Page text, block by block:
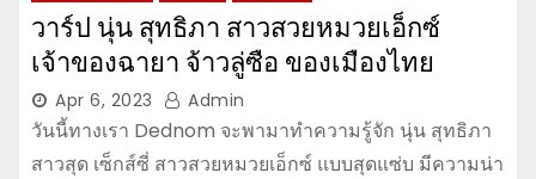
วาร์ป นุ่น สุทธิภา สาวสวยหมวยเอ็กซ์
เจ้าของฉายา จ้าวลู่ซือ ของเมืองไทย
Apr 6, 2023 Admin
วันนี้ทางเรา Dednom จะพามาทำความรู้จัก นุ่น สุทธิภา
สาวสุด เซ็กส์ซี่ สาวสวยหมวยเอ็กซ์ แบบสุดแซ่บ มีความน่า